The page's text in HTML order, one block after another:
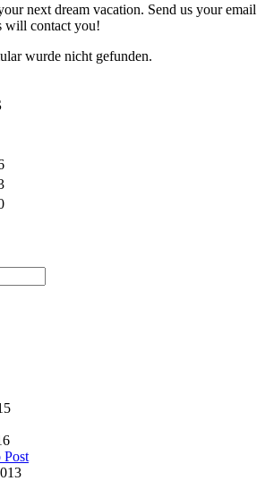
next dream vacation. Send us your email
will contact you!
wurde nicht gefunden.
Post